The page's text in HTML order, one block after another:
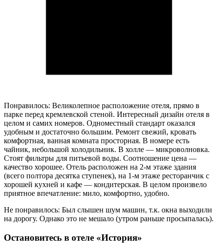
Понравилось: Великолепное расположение отеля, прямо в
парке перед кремлевской стеной. Интересный дизайн отеля в
целом и самих номеров. Одноместный стандарт оказался
удобным и достаточно большим. Ремонт свежий, кровать
комфортная, ванная комната просторная. В номере есть
чайник, небольшой холодильник. В холле — микроволновка.
Стоят фильтры для питьевой воды. Соотношение цена —
качество хорошее. Отель расположен на 2-м этаже здания
(всего полтора десятка ступенек), на 1-м этаже ресторанчик с
хорошей кухней и кафе — кондитерская. В целом произвело
приятное впечатление: мило, комфортно, удобно.
Не понравилось: Был слышен шум машин, т.к. окна выходили
на дорогу. Однако это не мешало (утром раньше просыпалась).
Остановитесь в отеле «История»